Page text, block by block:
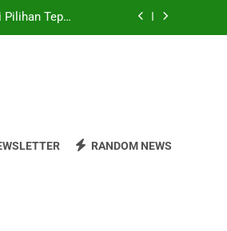
Tepat
Jalalive
Pramusim
Kedua Tim
Tepat
RANDOM NEWS